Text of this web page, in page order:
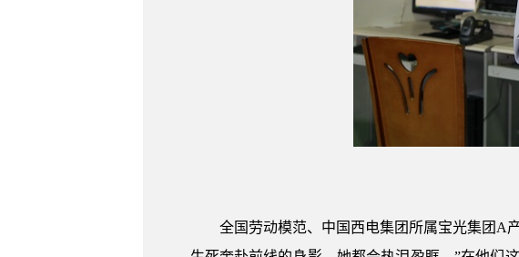
全国劳动模范、中国西电集团所属宝光集团A